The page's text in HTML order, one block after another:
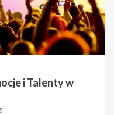
i Talenty w